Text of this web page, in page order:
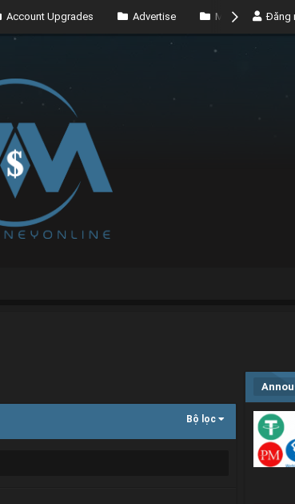
Account Upgrades Advertise MarketplaceĐăng
Bộ lọc